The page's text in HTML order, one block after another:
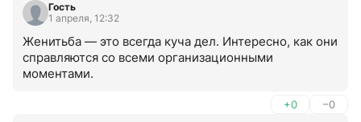
Гость
1 апреля, 12:32
Женитьба — это всегда куча дел. Интересно, как они
справляются со всеми организационными
моментами.
+0 –0